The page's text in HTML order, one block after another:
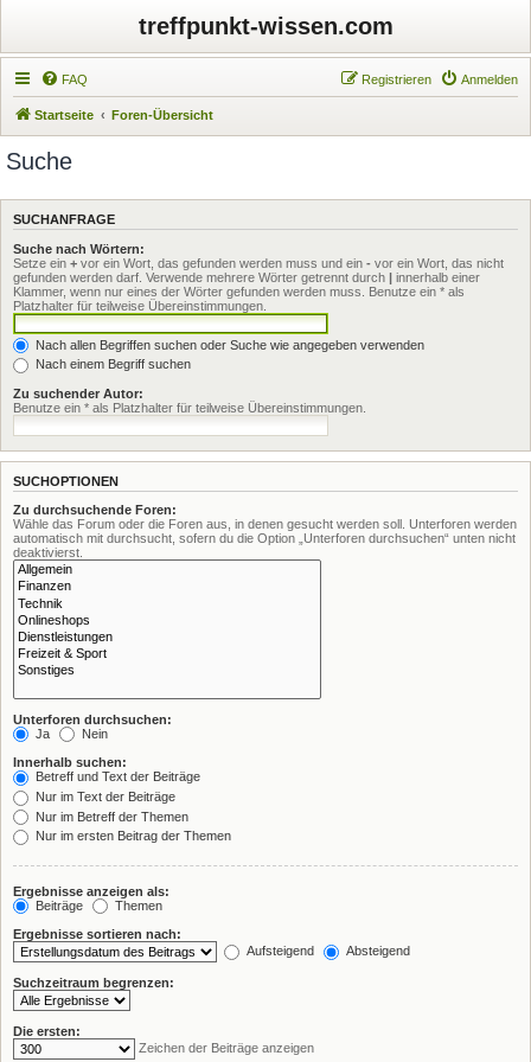
treffpunkt-wissen.com
FAQ Anmelden
Registrieren
Startseite Foren-Übersicht
Suche
SUCHANFRAGE
Suche nach Wörtern:
Setze ein + vor ein Wort, das gefunden werden muss und ein - vor ein Wort, das nicht
gefunden werden darf. Verwende mehrere Wörter getrennt durch | innerhalb einer
Klammer, wenn nur eines der Wörter gefunden werden muss. Benutze ein * als
Platzhalter für teilweise Übereinstimmungen.
Nach allen Begriffen suchen oder Suche wie angegeben verwenden
Nach einem Begriff suchen
Zu suchender Autor:
Benutze ein * als Platzhalter für teilweise Übereinstimmungen.
SUCHOPTIONEN
Zu durchsuchende Foren:
Wähle das Forum oder die Foren aus, in denen gesucht werden soll. Unterforen werden
automatisch mit durchsucht, sofern du die Option „Unterforen durchsuchen“ unten nicht
deaktivierst.
Unterforen durchsuchen:
Ja
Nein
Innerhalb suchen:
Betreff und Text der Beiträge
Nur im Text der Beiträge
Nur im Betreff der Themen
Nur im ersten Beitrag der Themen
Ergebnisse anzeigen als:
Beiträge
Themen
Ergebnisse sortieren nach:
Aufsteigend
Absteigend
Suchzeitraum begrenzen:
Die ersten:
Zeichen der Beiträge anzeigen